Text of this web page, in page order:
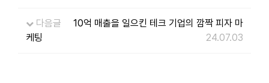
다음글
10억 매출을 일으킨 테크 기업의 깜짝 피자 마
케팅
24.07.03